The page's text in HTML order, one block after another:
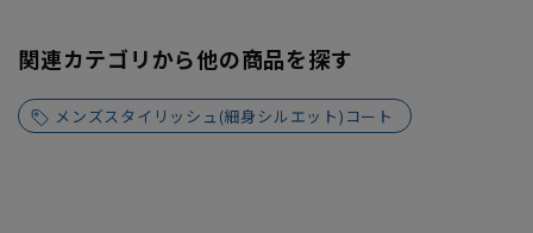
関連カテゴリから他の商品を探す
メンズスタイリッシュ(細身シルエット)コート